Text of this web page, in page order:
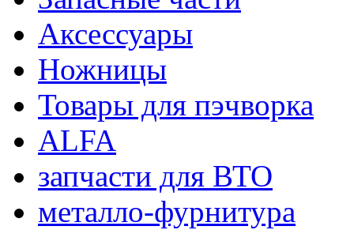
Аксессуары
Ножницы
Товары для пэчворка
ALFA
запчасти для ВТО
металло-фурнитура